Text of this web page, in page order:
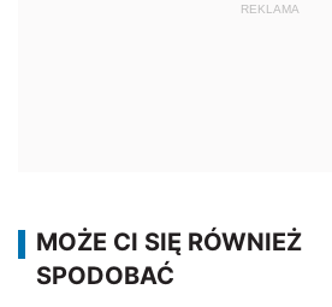
REKLAMA